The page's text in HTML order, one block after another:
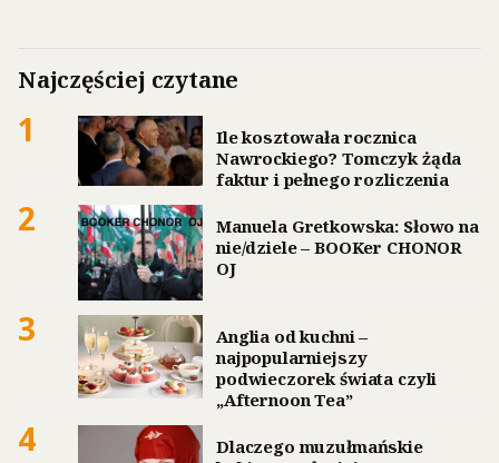
Najczęściej czytane
1
Ile kosztowała rocznica
Nawrockiego? Tomczyk żąda
faktur i pełnego rozliczenia
2
Manuela Gretkowska: Słowo na
nie/dziele – BOOKer CHONOR
OJ
3
Anglia od kuchni –
najpopularniejszy
podwieczorek świata czyli
„Afternoon Tea”
4
Dlaczego muzułmańskie